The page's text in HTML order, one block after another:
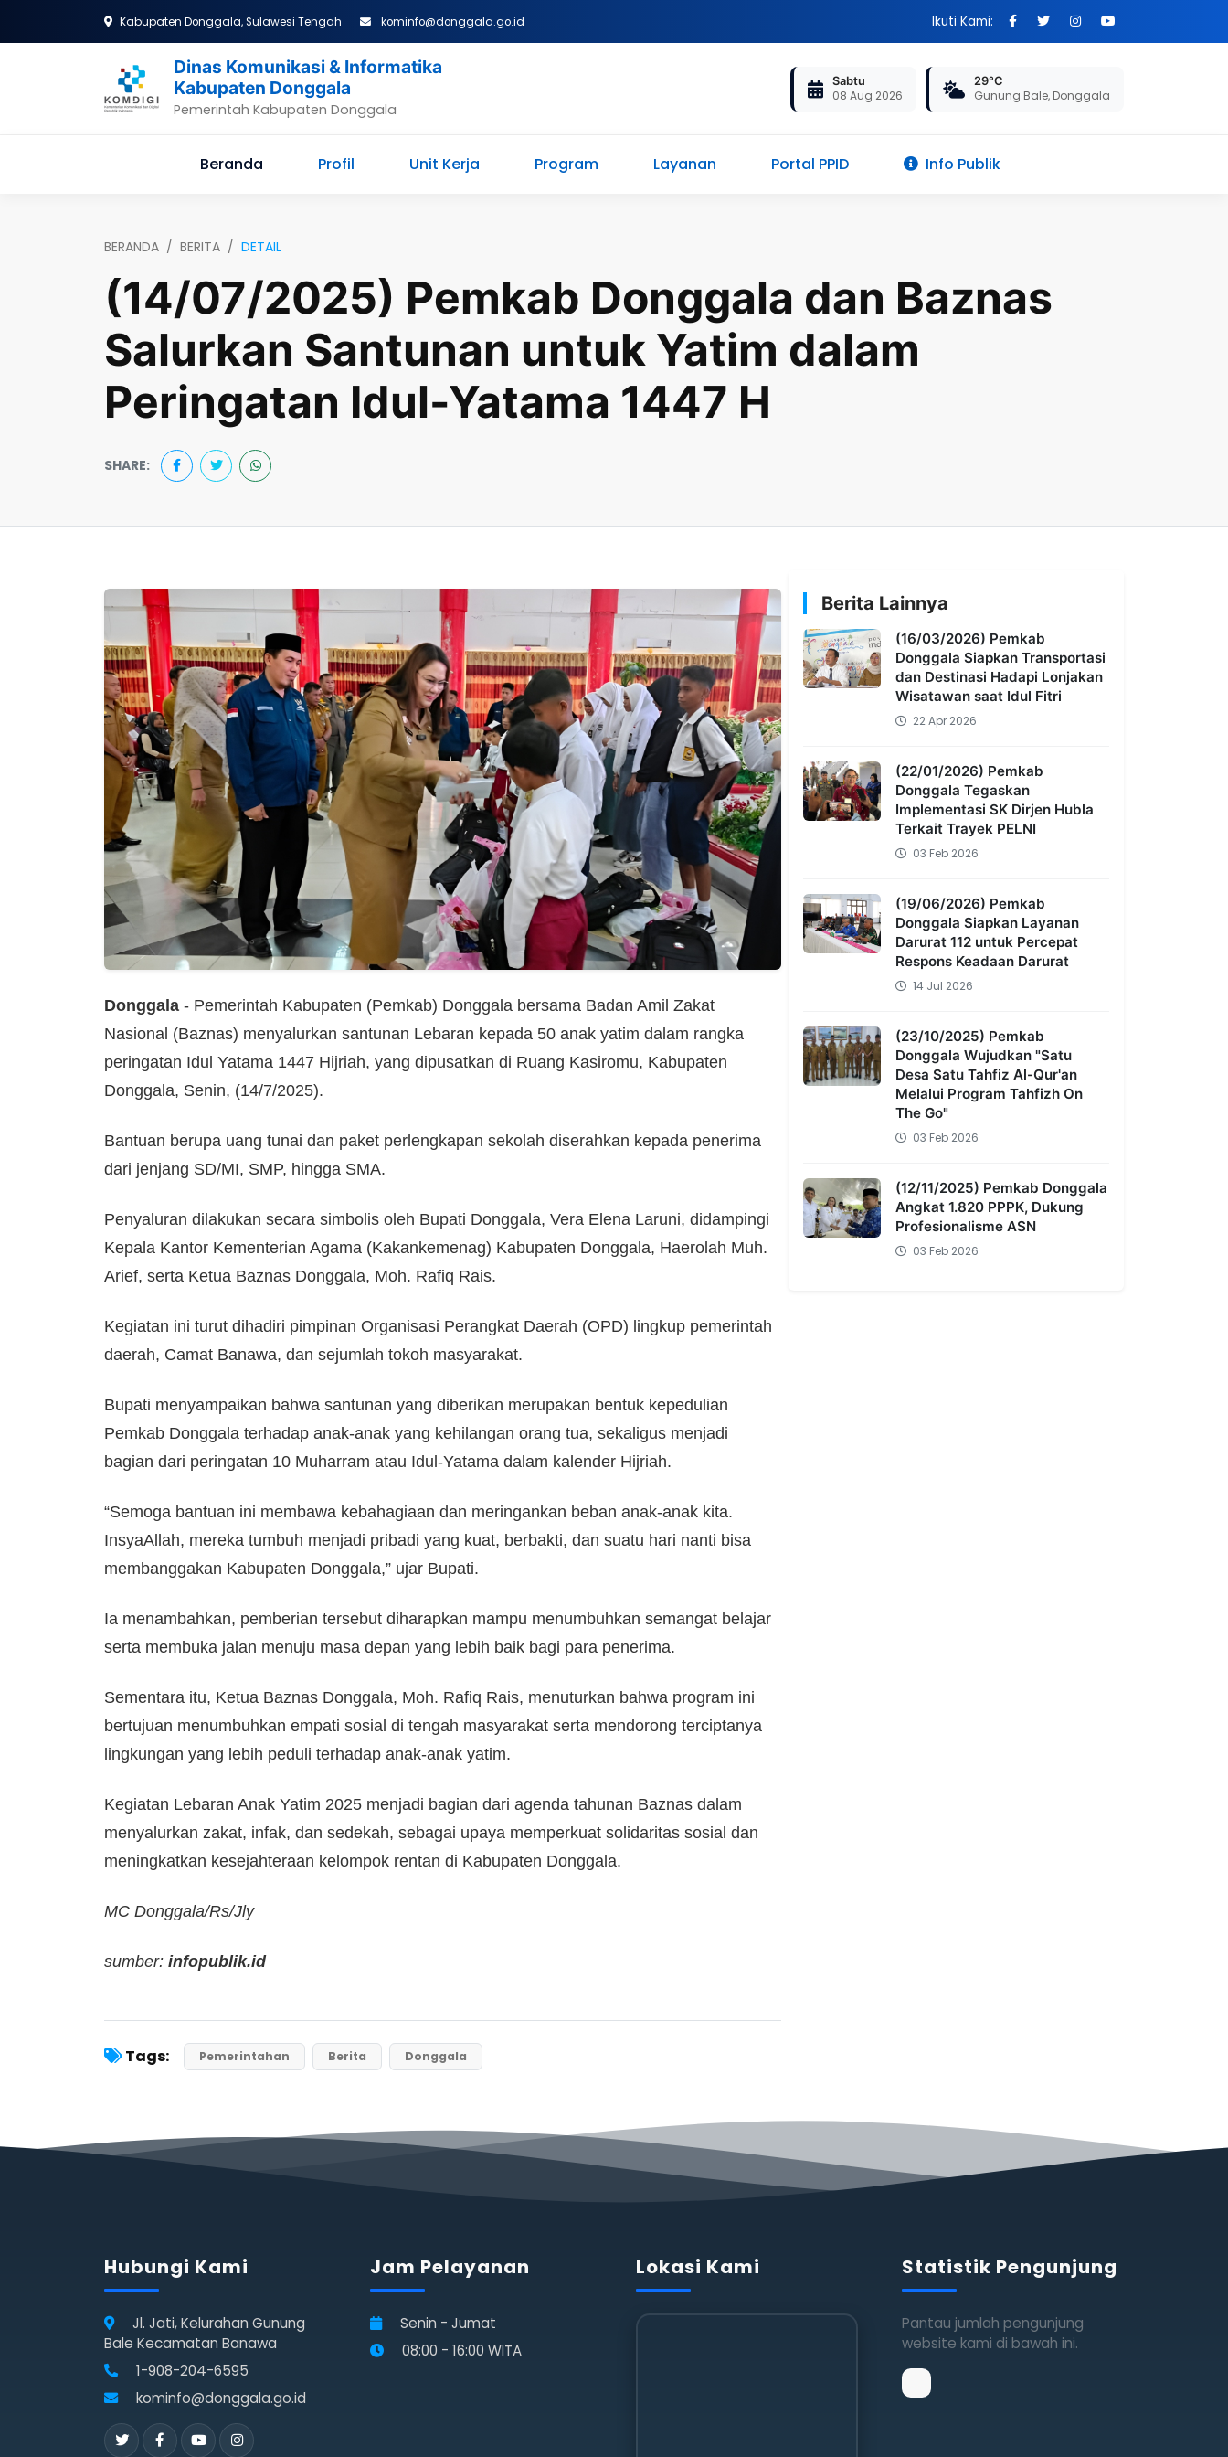
Kabupaten Donggala, Sulawesi Tengah kominfo@donggala.go.id Ikuti Kami:
Dinas Komunikasi & Informatika
Kabupaten Donggala
Pemerintah Kabupaten Donggala
Sabtu
08 Aug 2026
29°C
Gunung Bale, Donggala
Beranda Profil Unit Kerja Program Layanan Portal PPID Info Publik
BERANDA BERITA DETAIL
(14/07/2025) Pemkab Donggala dan Baznas
Salurkan Santunan untuk Yatim dalam
Peringatan Idul-Yatama 1447 H
SHARE:
Donggala - Pemerintah Kabupaten (Pemkab) Donggala bersama Badan Amil Zakat
Nasional (Baznas) menyalurkan santunan Lebaran kepada 50 anak yatim dalam rangka
peringatan Idul Yatama 1447 Hijriah, yang dipusatkan di Ruang Kasiromu, Kabupaten
Donggala, Senin, (14/7/2025).
Bantuan berupa uang tunai dan paket perlengkapan sekolah diserahkan kepada penerima
dari jenjang SD/MI, SMP, hingga SMA.
Penyaluran dilakukan secara simbolis oleh Bupati Donggala, Vera Elena Laruni, didampingi
Kepala Kantor Kementerian Agama (Kakankemenag) Kabupaten Donggala, Haerolah Muh.
Arief, serta Ketua Baznas Donggala, Moh. Rafiq Rais.
Kegiatan ini turut dihadiri pimpinan Organisasi Perangkat Daerah (OPD) lingkup pemerintah
daerah, Camat Banawa, dan sejumlah tokoh masyarakat.
Bupati menyampaikan bahwa santunan yang diberikan merupakan bentuk kepedulian
Pemkab Donggala terhadap anak-anak yang kehilangan orang tua, sekaligus menjadi
bagian dari peringatan 10 Muharram atau Idul-Yatama dalam kalender Hijriah.
“Semoga bantuan ini membawa kebahagiaan dan meringankan beban anak-anak kita.
InsyaAllah, mereka tumbuh menjadi pribadi yang kuat, berbakti, dan suatu hari nanti bisa
membanggakan Kabupaten Donggala,” ujar Bupati.
Ia menambahkan, pemberian tersebut diharapkan mampu menumbuhkan semangat belajar
serta membuka jalan menuju masa depan yang lebih baik bagi para penerima.
Sementara itu, Ketua Baznas Donggala, Moh. Rafiq Rais, menuturkan bahwa program ini
bertujuan menumbuhkan empati sosial di tengah masyarakat serta mendorong terciptanya
lingkungan yang lebih peduli terhadap anak-anak yatim.
Kegiatan Lebaran Anak Yatim 2025 menjadi bagian dari agenda tahunan Baznas dalam
menyalurkan zakat, infak, dan sedekah, sebagai upaya memperkuat solidaritas sosial dan
meningkatkan kesejahteraan kelompok rentan di Kabupaten Donggala.
MC Donggala/Rs/Jly
sumber: infopublik.id
Tags: Pemerintahan Berita Donggala
Berita Lainnya
(16/03/2026) Pemkab
Donggala Siapkan Transportasi
dan Destinasi Hadapi Lonjakan
Wisatawan saat Idul Fitri
22 Apr 2026
(22/01/2026) Pemkab
Donggala Tegaskan
Implementasi SK Dirjen Hubla
Terkait Trayek PELNI
03 Feb 2026
(19/06/2026) Pemkab
Donggala Siapkan Layanan
Darurat 112 untuk Percepat
Respons Keadaan Darurat
14 Jul 2026
(23/10/2025) Pemkab
Donggala Wujudkan "Satu
Desa Satu Tahfiz Al-Qur'an
Melalui Program Tahfizh On
The Go"
03 Feb 2026
(12/11/2025) Pemkab Donggala
Angkat 1.820 PPPK, Dukung
Profesionalisme ASN
03 Feb 2026
Hubungi Kami
Jl. Jati, Kelurahan Gunung
Bale Kecamatan Banawa
1-908-204-6595
kominfo@donggala.go.id
Jam Pelayanan
Senin - Jumat
08:00 - 16:00 WITA
Lokasi Kami Statistik Pengunjung
Pantau jumlah pengunjung
website kami di bawah ini.